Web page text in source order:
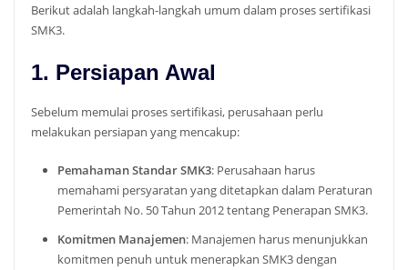
Berikut adalah langkah-langkah umum dalam proses sertifikasi
SMK3.
1. Persiapan Awal
Sebelum memulai proses sertifikasi, perusahaan perlu
melakukan persiapan yang mencakup:
Pemahaman Standar SMK3: Perusahaan harus
memahami persyaratan yang ditetapkan dalam Peraturan
Pemerintah No. 50 Tahun 2012 tentang Penerapan SMK3.
Komitmen Manajemen: Manajemen harus menunjukkan
komitmen penuh untuk menerapkan SMK3 dengan